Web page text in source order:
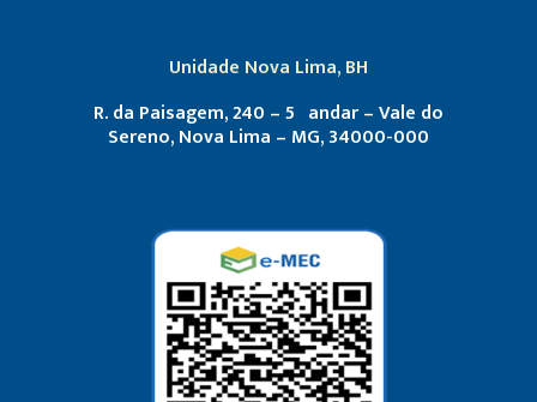
Unidade Nova Lima, BH
R. da Paisagem, 240 – 5º andar – Vale do
Sereno, Nova Lima – MG, 34000-000